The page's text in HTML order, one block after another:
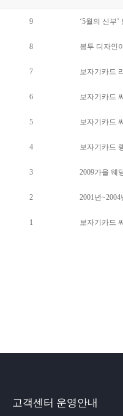
9 ‘5월의 신부
8 봉투 디자인
7 보자기카드
6 보자기카드
5 보자기카드
4 보자기카드
3 2009가을 웨
2 2001년
1 보자기카드
고객센터 운영안내